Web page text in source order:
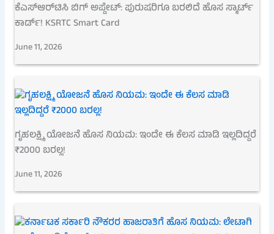
ಕೆಎಸ್‌ಆರ್‌ಟಿಸಿ ಬಿಗ್ ಅಪ್ಡೇಟ್: ಪುರುಷರಿಗೂ ಬರಲಿದೆ ಹೊಸ ಸ್ಮಾರ್ಟ್
ಕಾರ್ಡ್! KSRTC Smart Card
June 11, 2026
ಗೃಹಲಕ್ಷ್ಮಿ ಯೋಜನೆ ಹೊಸ ನಿಯಮ: ಇಂದೇ ಈ ಕೆಲಸ ಮಾಡಿ ಇಲ್ಲದಿದ್ದರೆ
₹2000 ಬರಲ್ಲ!
June 11, 2026